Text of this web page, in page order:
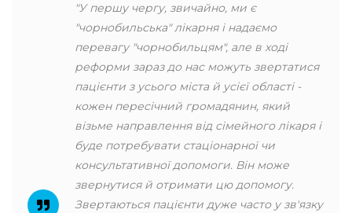
"У першу чергу, звичайно, ми є
"чорнобильська" лікарня і надаємо
перевагу "чорнобильцям", але в ході
реформи зараз до нас можуть звертатися
пацієнти з усього міста й усієї області -
кожен пересічний громадянин, який
візьме направлення від сімейного лікаря і
буде потребувати стаціонарної чи
консультативної допомоги. Він може
звернутися й отримати цю допомогу.
Звертаються пацієнти дуже часто у зв'язку